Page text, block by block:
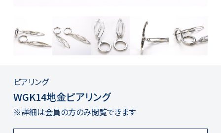
ピアリング
WGK14地金ピアリング
※詳細は会員の方のみ閲覧できます